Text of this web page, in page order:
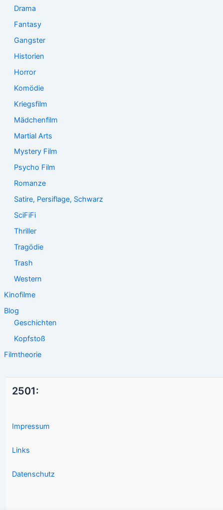
Drama
Fantasy
Gangster
Historien
Horror
Komödie
Kriegsfilm
Mädchenfilm
Martial Arts
Mystery Film
Psycho Film
Romanze
Satire, Persiflage, Schwarz
SciFiFi
Thriller
Tragödie
Trash
Western
Kinofilme
Blog
Geschichten
Kopfstoß
Filmtheorie
2501:
Impressum
Links
Datenschutz